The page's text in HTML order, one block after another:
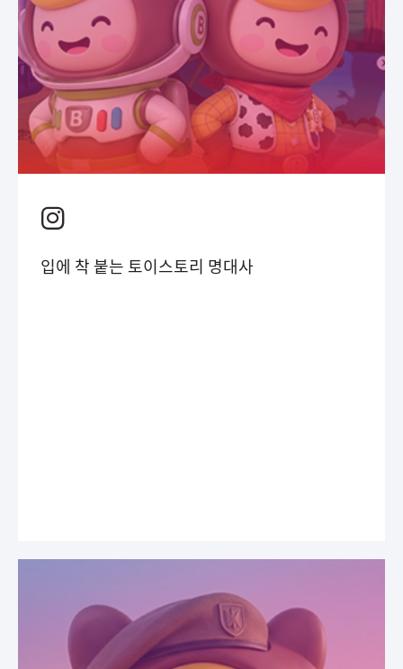
입에 착 붙는 토이스토리 명대사